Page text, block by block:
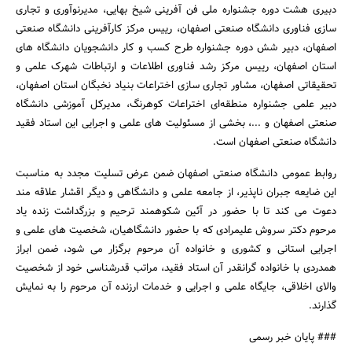
دبیری هشت دوره جشنواره ملی فن آفرینی شیخ بهایی، مدیرنوآوری و تجاری
سازی فناوری دانشگاه صنعتی اصفهان، رییس مرکز کارآفرینی دانشگاه صنعتی
اصفهان، دبیر شش دوره جشنواره طرح کسب و کار دانشجویان دانشگاه های
استان اصفهان، رییس مرکز رشد فناوری اطلاعات و ارتباطات شهرک علمی و
تحقیقاتی اصفهان، مشاور تجاری سازی اختراعات بنیاد نخبگان استان اصفهان،
دبیر علمی جشنواره منطقه‌ای اختراعات کوهرنگ، مدیرکل آموزشی دانشگاه
صنعتی اصفهان و ...، بخشی از مسئولیت های علمی و اجرایی این استاد فقید
دانشگاه صنعتی اصفهان است.
روابط عمومی دانشگاه صنعتی اصفهان ضمن عرض تسلیت مجدد به مناسبت
این ضایعه جبران ناپذیر، از جامعه علمی و دانشگاهی و دیگر اقشار علاقه مند
دعوت می کند تا با حضور در آئین شکوهمند ترحیم و بزرگداشت زنده یاد
مرحوم دکتر سروش علیمرادی که با حضور دانشگاهیان، شخصیت های علمی و
اجرایی استانی و کشوری و خانواده آن مرحوم برگزار می شود، ضمن ابراز
همدردی با خانواده گرانقدر آن استاد فقید، مراتب قدرشناسی خود از شخصیت
والای اخلاقی، جایگاه علمی و اجرایی و خدمات ارزنده آن مرحوم را به نمایش
گذارند.
### پایان خبر رسمی